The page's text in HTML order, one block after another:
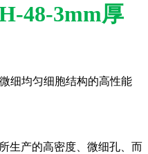
48-3mm厚
细均匀细胞结构的高性能
生产的高密度、微细孔、而